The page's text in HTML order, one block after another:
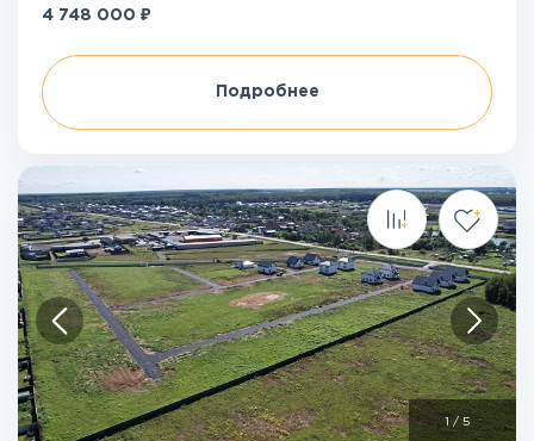
4 748 000 ₽
Подробнее
1 / 5